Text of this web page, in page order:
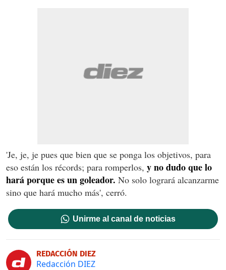
'Je, je, je pues que bien que se ponga los objetivos, para
eso están los récords; para romperlos, y no dudo que lo
hará porque es un goleador. No solo logrará alcanzarme
sino que hará mucho más', cerró.
Unirme al canal de noticias
REDACCIÓN DIEZ
Redacción DIEZ